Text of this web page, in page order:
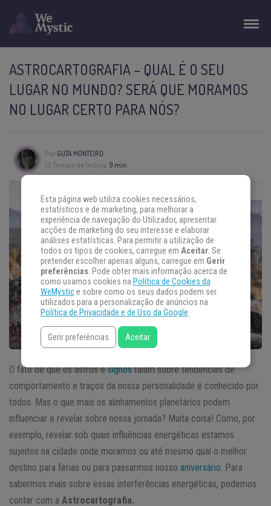
ASTROCARTOGRAFIA – QUAL É O SEU
LUGAR NO MUNDO? SERÁ QUE MORAMOS
NO LUGAR CERTO PARA NÓS?
Por GUTA MONTEIRO
Tempo de leitura: 9 min
O fato de que os astros esignosfalam sobre tendências de
comportamento e traços da nossa personalidade é conhecido por
todos. Mas o que mais os alinhamentos planetários podem
influenciar e revelar sobre nossa jornada? Muita coisa! Como, por
exemplo, revelar sob quais influências energéticas estamos
sujeitos na cidade onde moramos ou até mesmo qual o melhor
destino para férias ou para passarmos nosso aniversário . Para
sabermos mais sobre essas interferências energéticas, podemos
contar com a Astrocartografia.
Esta página web utiliza cookies necessários,
estatísticos e de marketing, para melhorar a
experiência de navegação do Utilizador, apresentar
acções de marketing do seu interesse e elaborar
análises estatísticas. Para permitir a utilização de
todos os tipos de cookies, carregue em Aceitar. Se
pretender escolher apenas alguns, carregue em Gerir
preferências. Pode obter mais informação acerca de
como usamos cookies na Política de Cookies da
WeMystice sobre como os seus dados podem ser
utilizados para a personalização de anúncios na
Política de Privacidade e de Uso da Google.
Gerir preferências Aceitar